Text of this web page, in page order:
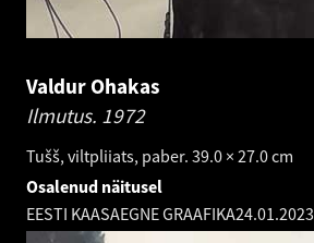
Valdur Ohakas
Ilmutus. 1972
Tušš, viltpliiats, paber. 39.0 × 27.0 cm
Osalenud näitusel
EESTI KAASAEGNE GRAAFIKA24.01.2023